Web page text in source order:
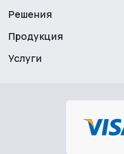
Решения
Продукция
Услуги